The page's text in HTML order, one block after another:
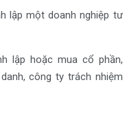
lập một doanh nghiệp tư
lập hoặc mua cổ phần,
công ty trách nhiệm